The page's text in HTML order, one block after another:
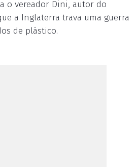
o vereador Dini, autor do
a Inglaterra trava uma guerra
de plástico.